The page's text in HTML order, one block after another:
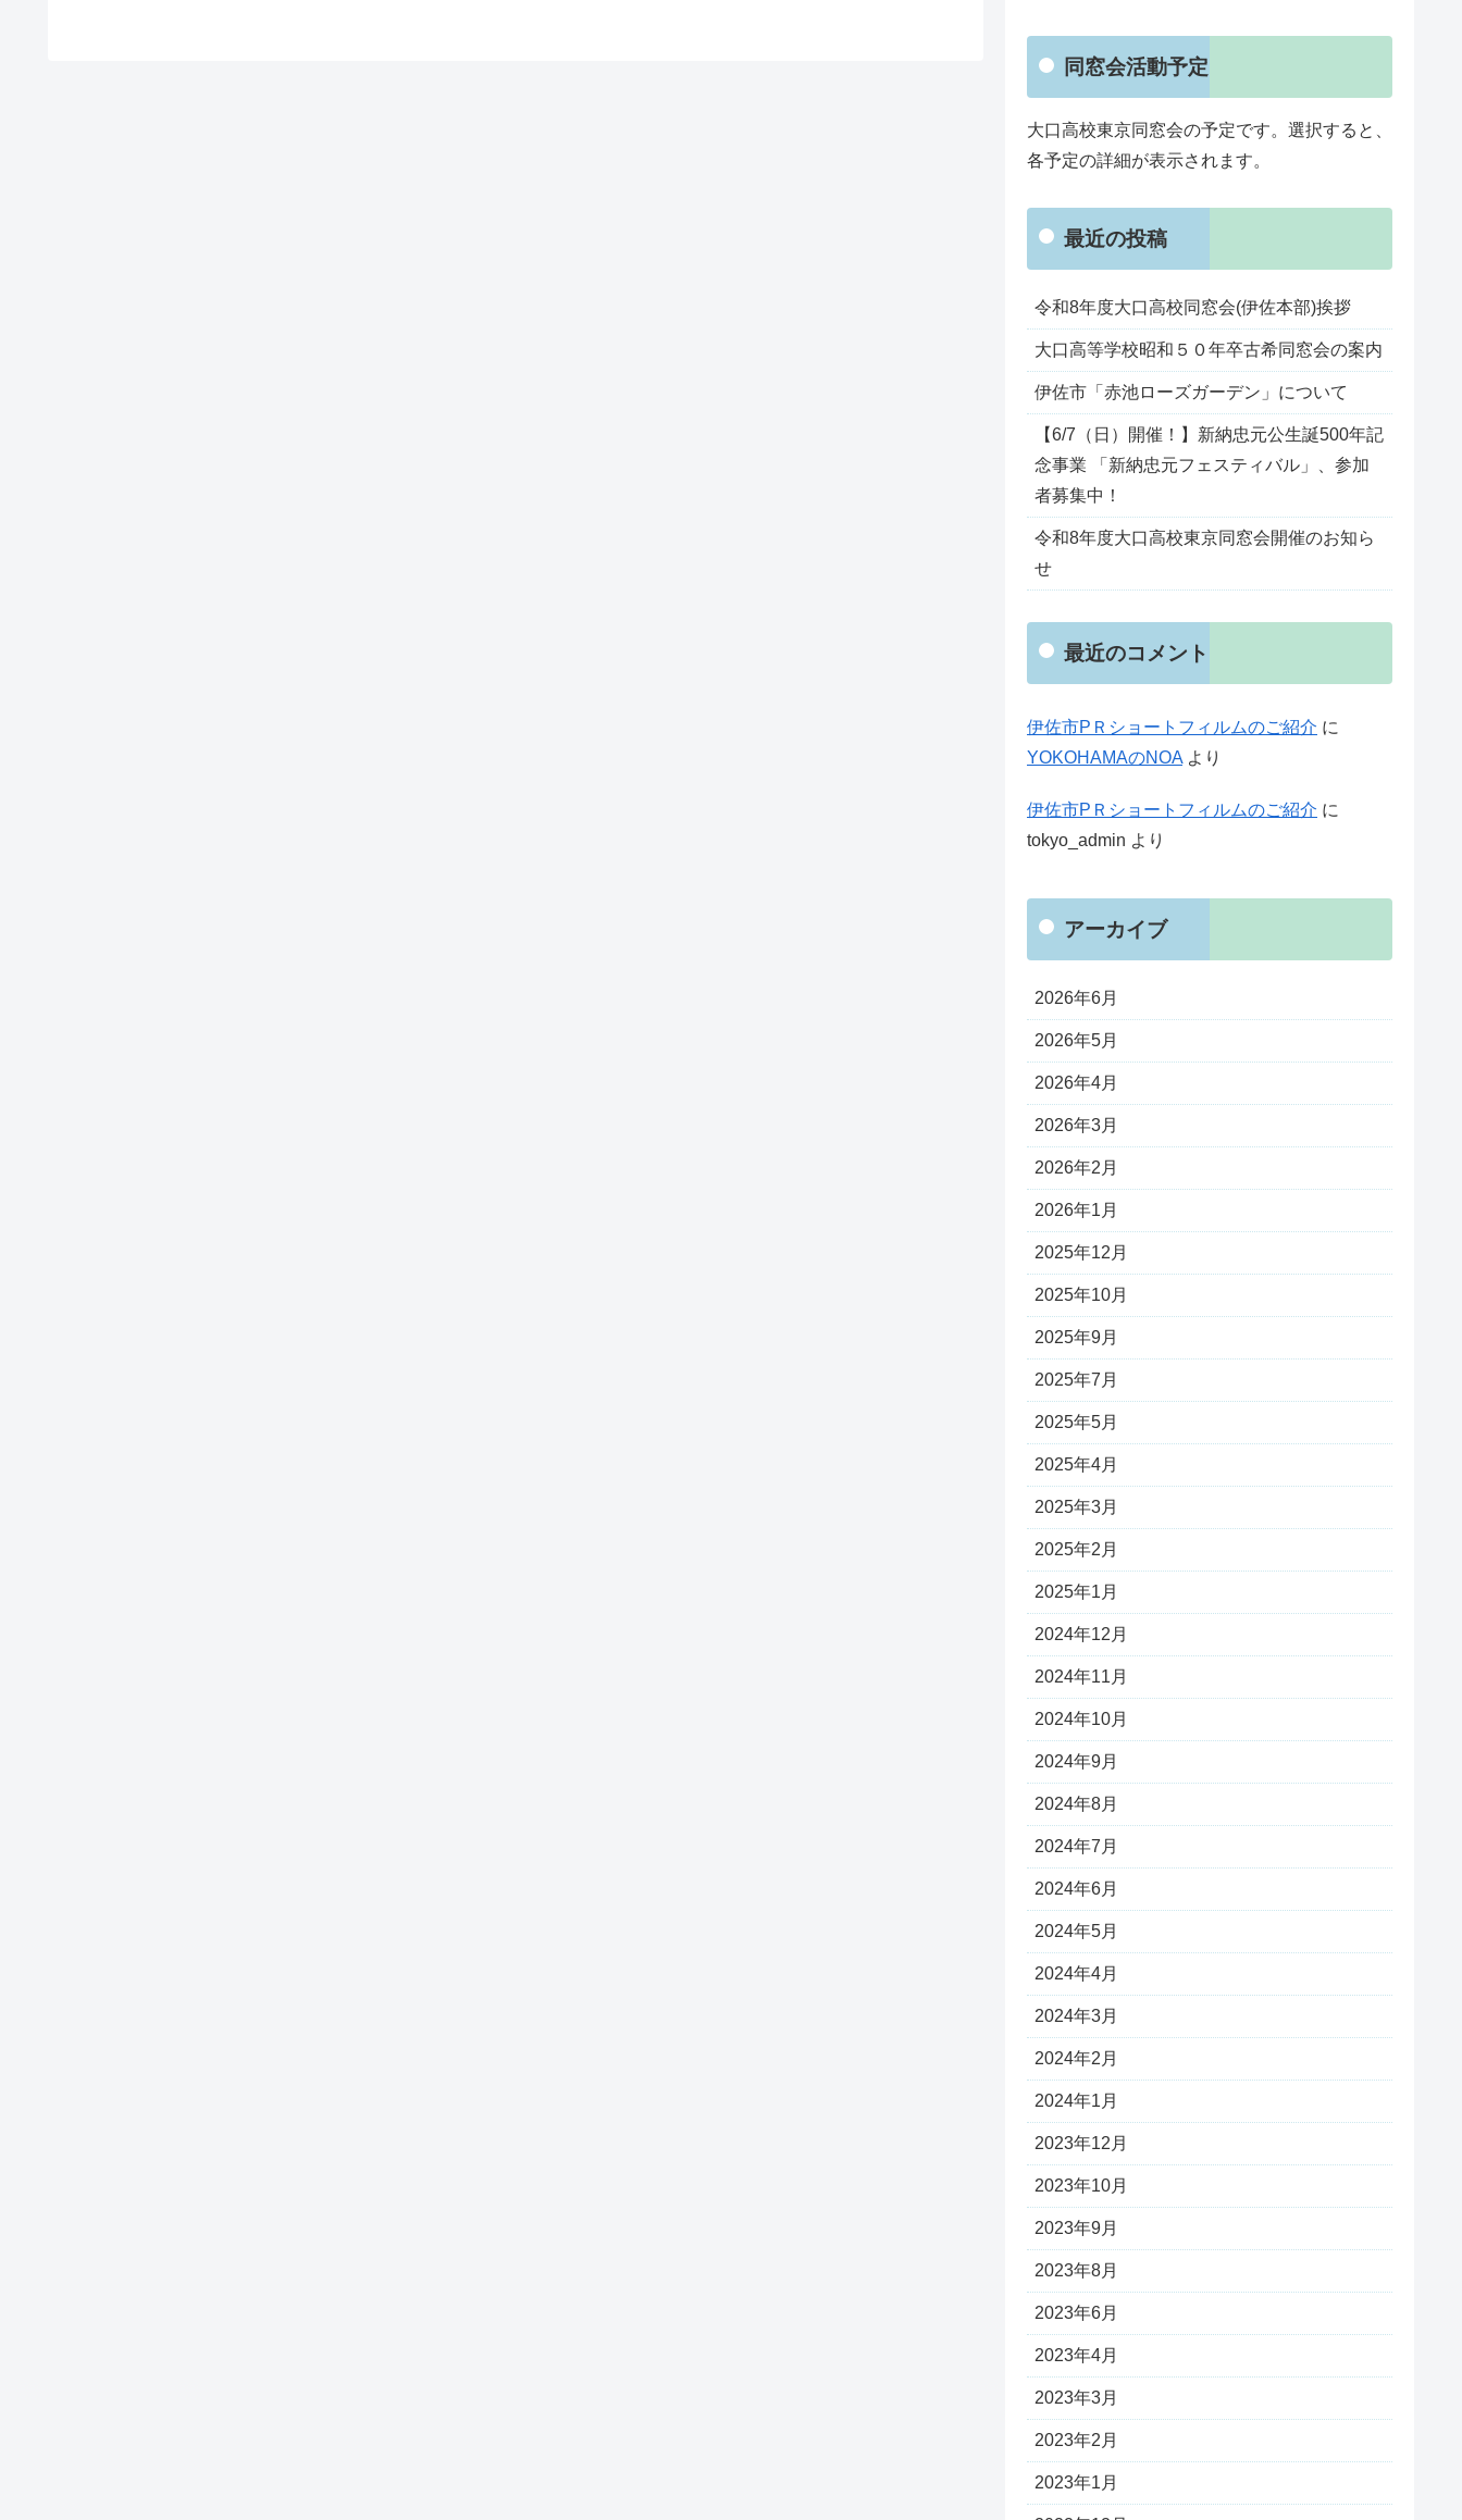
同窓会活動予定
大口高校東京同窓会の予定です。選択すると、
各予定の詳細が表示されます。
最近の投稿
令和8年度大口高校同窓会(伊佐本部)挨拶
大口高等学校昭和５０年卒古希同窓会の案内
伊佐市「赤池ローズガーデン」について
【6/7（日）開催！】新納忠元公生誕500年記
念事業 「新納忠元フェスティバル」、参加
者募集中！
令和8年度大口高校東京同窓会開催のお知ら
せ
最近のコメント
伊佐市PＲショートフィルムのご紹介 に
YOKOHAMAのNOA より
伊佐市PＲショートフィルムのご紹介 に
tokyo_admin より
アーカイブ
2026年6月
2026年5月
2026年4月
2026年3月
2026年2月
2026年1月
2025年12月
2025年10月
2025年9月
2025年7月
2025年5月
2025年4月
2025年3月
2025年2月
2025年1月
2024年12月
2024年11月
2024年10月
2024年9月
2024年8月
2024年7月
2024年6月
2024年5月
2024年4月
2024年3月
2024年2月
2024年1月
2023年12月
2023年10月
2023年9月
2023年8月
2023年6月
2023年4月
2023年3月
2023年2月
2023年1月